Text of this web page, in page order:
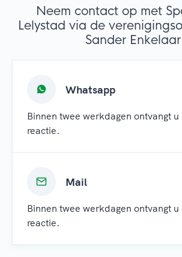
Neem contact op met
Lelystad via de
Sander
Whatsapp
Binnen twee werkdagen ontvangt u
reactie.
Mail
Binnen twee werkdagen ontvangt u
reactie.